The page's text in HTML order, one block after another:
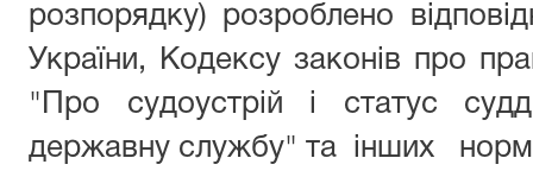
розпорядку) розроблено
України, Кодексу законів про
" Про судоустрій і статус
державну службу" та інших